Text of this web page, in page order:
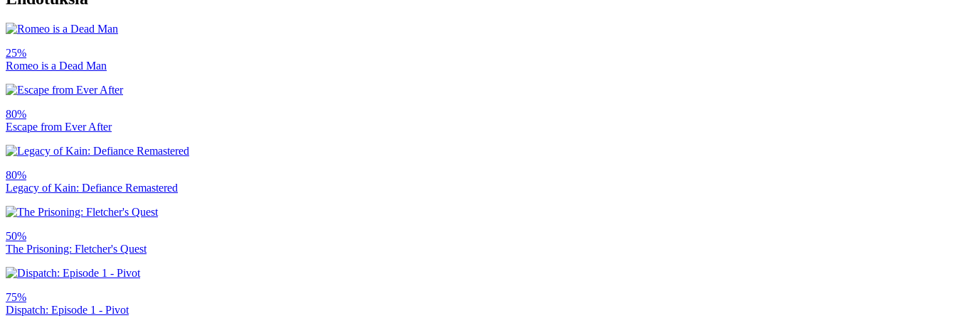
25%
Romeo is a Dead Man
80%
Escape from Ever After
80%
Legacy of Kain: Defiance Remastered
50%
The Prisoning: Fletcher's Quest
75%
Dispatch: Episode 1 - Pivot